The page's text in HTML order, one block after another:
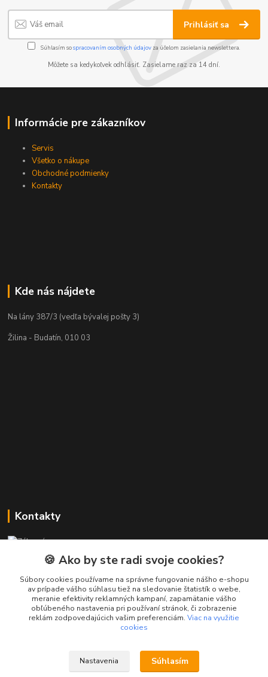
Prihlásiť sa
Súhlasím sospracovaním osobných údajov za účelom zasielania newslettera.
Môžete sa kedykoľvek odhlásiť. Zasielame raz za 14 dní.
Informácie pre zákazníkov
Servis
Všetko o nákupe
Obchodné podmienky
Kontakty
Kde nás nájdete
Na lány 387/3 (vedľa bývalej pošty 3)
Žilina - Budatín, 010 03
Kontakty
+421 911 010 560
Po-Pia, 13-17 hod.
info@presmartfon.sk
🍪 Ako by ste radi svoje cookies?
Súbory cookies používame na správne fungovanie nášho e-shopu
av prípade vášho súhlasu tiež na sledovanie štatistík o webe,
meranie efektivity reklamných kampaní, zapamätanie vášho
obľúbeného nastavenia pri používaní stránok, či zobrazenie
reklám zodpovedajúcich vašim preferenciám. Viac na využitie
cookies
Nastavenia Súhlasím